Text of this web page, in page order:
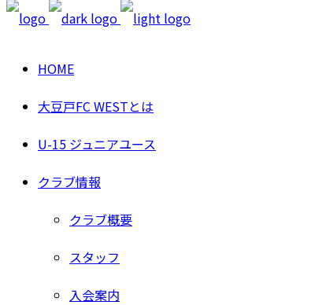
HOME
大豆戸FC WESTとは
U-15 ジュニアユース
クラブ情報
クラブ概要
スタッフ
入会案内